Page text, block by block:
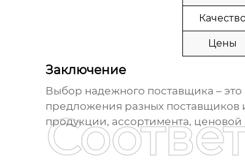
Цены
Заключение
Выбор надежного поставщика –
предложения разных поставщиков
продукции, ассортимента,